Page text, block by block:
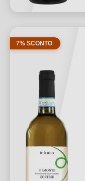
7% SCONTO